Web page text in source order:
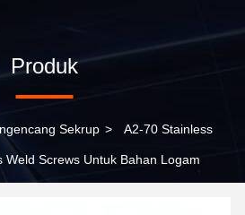
Produk
Sekrup > A2-70 Stainless
Weld Screws Untuk Bahan Logam